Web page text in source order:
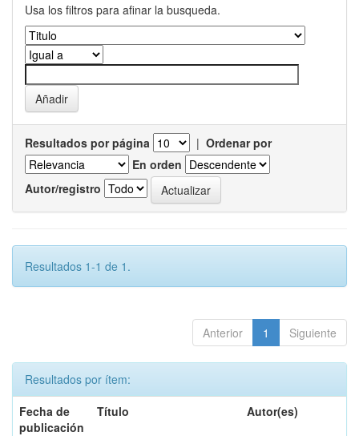
Usa los filtros para afinar la busqueda.
Resultados por página | Ordenar por
En orden
Autor/registro
Resultados 1-1 de 1.
Anterior 1 Siguiente
Resultados por ítem:
Fecha de
publicación
Título Autor(es)